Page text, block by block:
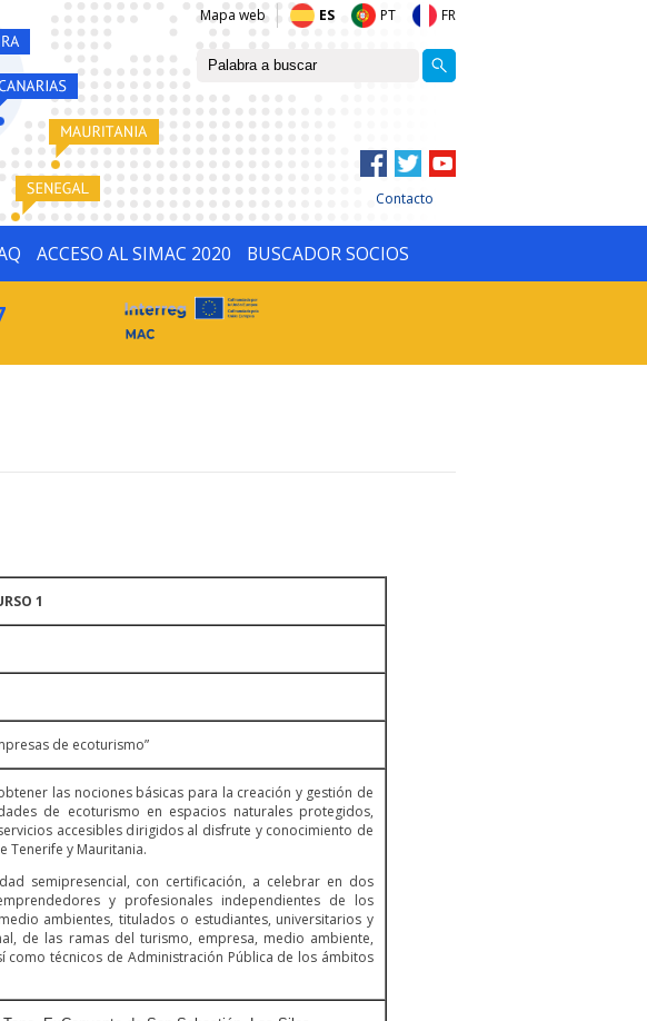
Mapa web ES PT FR
Contacto
ACCESO AL SIMAC 2020 BUSCADOR SOCIOS
1
de ecoturismo”
las nociones básicas para la creación y gestión de
de ecoturismo en espacios naturales protegidos,
accesibles dirigidos al disfrute y conocimiento de
Tenerife y Mauritania.
semipresencial, con certificación, a celebrar en dos
y profesionales independientes de los
ambientes, titulados o estudiantes, universitarios y
de las ramas del turismo, empresa, medio ambiente,
como técnicos de Administración Pública de los ámbitos